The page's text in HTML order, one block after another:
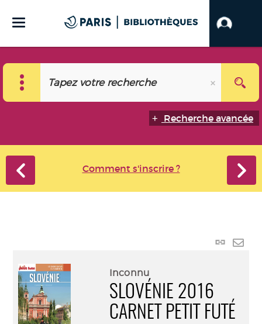
Recherche avancée
Comment s'inscrire ?
Lien
Inconnu
SLOVÉNIE 2016
CARNET PETIT FUTÉ